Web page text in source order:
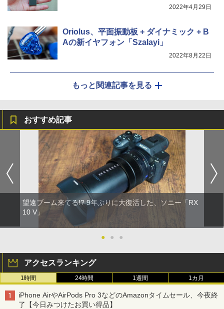
2022年4月29日
Oriolus、平面振動板 + ダイナミック + B
Aの新イヤフォン「Szalayi」
2022年8月22日
もっと関連記事を見る
おすすめ記事
望遠ブーム来てる!? 9年ぶりに大復活した、ソニー「RX
10 V」
● ● ●
アクセスランキング
1時間 24時間 1週間 1カ月
iPhone AirやAirPods Pro 3などのAmazonタイムセール、今夜終
了【今日みつけたお買い得品】